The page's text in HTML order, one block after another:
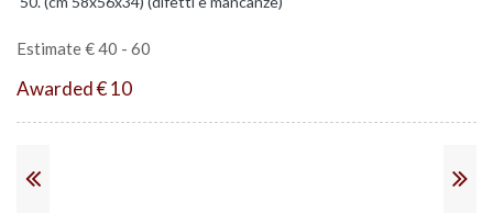
Estimate € 40 - 60
Awarded € 10